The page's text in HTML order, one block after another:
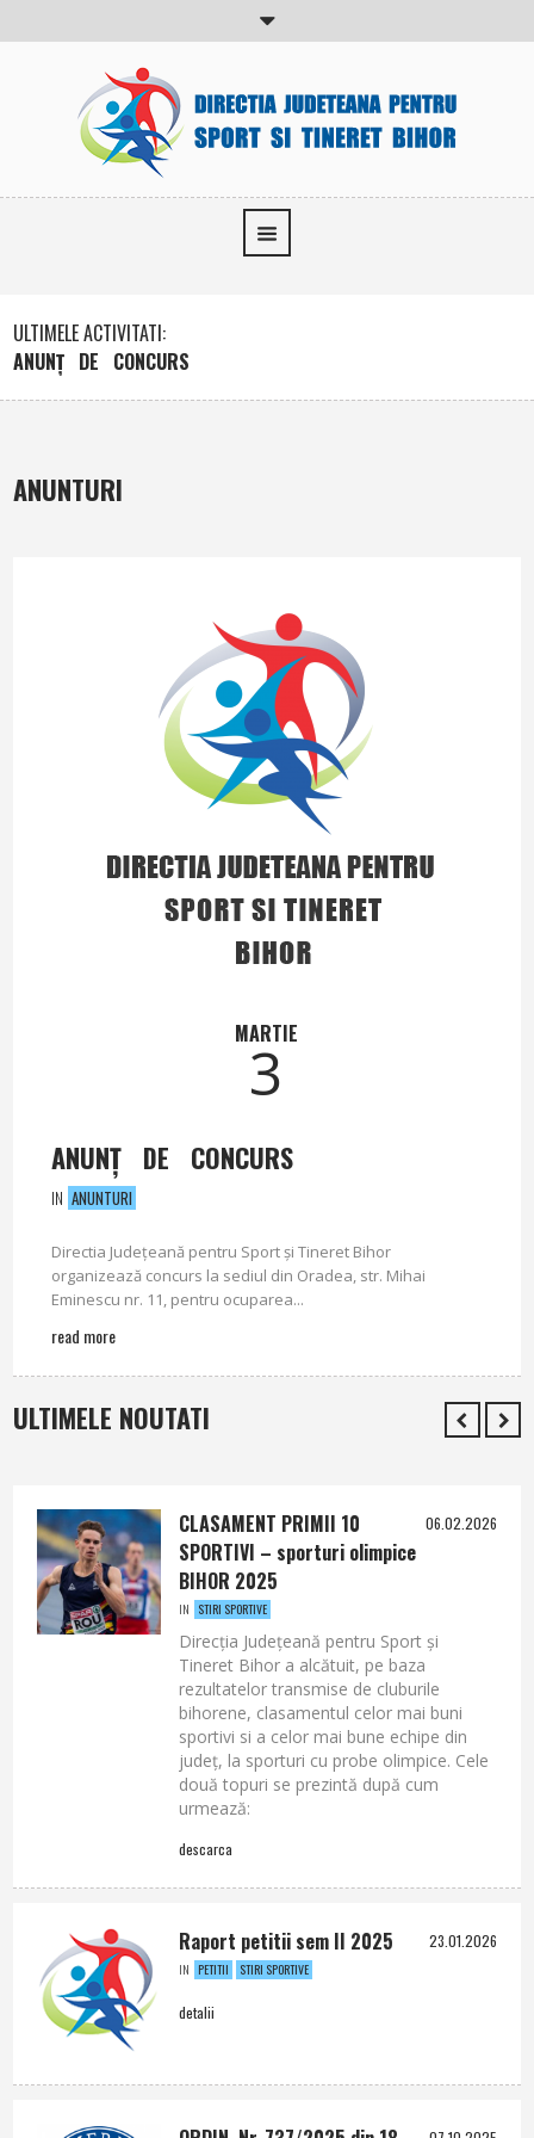
ULTIMELE ACTIVITATI:
ANUNŢ DE CONCURS
ANUNTURI
MARTIE
3
ANUNŢ DE CONCURS
IN ANUNTURI
Directia Judeţeană pentru Sport şi Tineret Bihor
organizează concurs la sediul din Oradea, str. Mihai
Eminescu nr. 11, pentru ocuparea...
read more
ULTIMELE NOUTATI
06.02.2026
CLASAMENT PRIMII 10
SPORTIVI – sporturi olimpice
BIHOR 2025
IN STIRI SPORTIVE
Direcția Județeană pentru Sport și
Tineret Bihor a alcătuit, pe baza
rezultatelor transmise de cluburile
bihorene, clasamentul celor mai buni
sportivi si a celor mai bune echipe din
județ, la sporturi cu probe olimpice. Cele
două topuri se prezintă după cum
urmează:
descarca
23.01.2026
Raport petitii sem II 2025
IN PETITII STIRI SPORTIVE
detalii